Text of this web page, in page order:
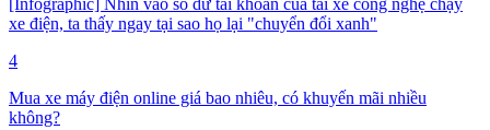
[Infographic] Nhìn vào số dư tài khoản của tài xế công nghệ chạy
xe điện, ta thấy ngay tại sao họ lại "chuyển đổi xanh"
4
Mua xe máy điện online giá bao nhiêu, có khuyến mãi nhiều
không?